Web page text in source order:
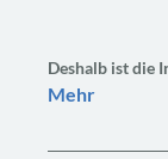
Deshalb ist die
Mehr